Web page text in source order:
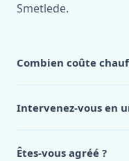
Smetlede.
Combien coûte
Smetlede, appelez le
Intervenez-vous en
Êtes-vous agréé ?